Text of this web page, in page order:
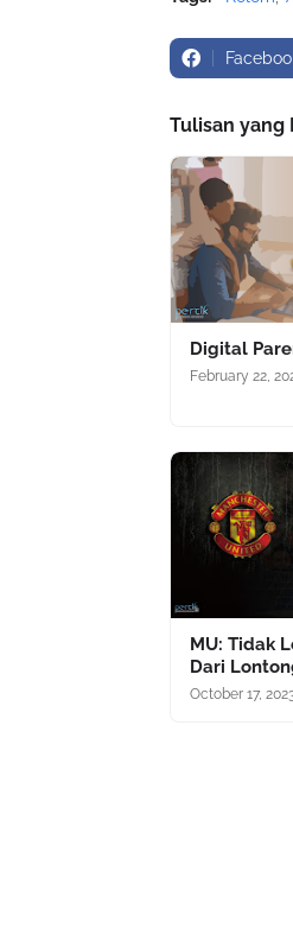
Tulisan yang
Digital
February 22,
MU: Tidak
Dari
October 17,